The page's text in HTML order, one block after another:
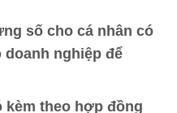
số cho cá nhân có
doanh nghiệp để
theo hợp đồng